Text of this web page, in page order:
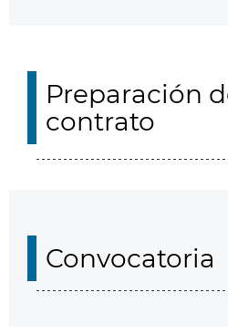
Preparación
contrato
Convocatoria